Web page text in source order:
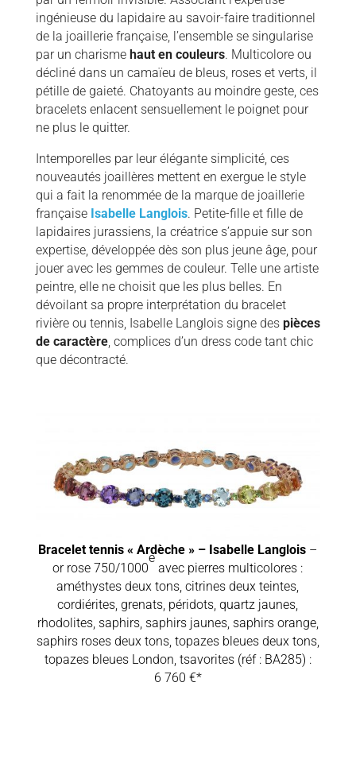
ingénieuse du lapidaire au savoir-faire traditionnel
de la joaillerie française, l’ensemble se singularise
par un charisme haut en couleurs. Multicolore ou
décliné dans un camaïeu de bleus, roses et verts, il
pétille de gaieté. Chatoyants au moindre geste, ces
bracelets enlacent sensuellement le poignet pour
ne plus le quitter.
Intemporelles par leur élégante simplicité, ces
nouveautés joaillères mettent en exergue le style
qui a fait la renommée de la marque de joaillerie
française Isabelle Langlois. Petite-fille et fille de
lapidaires jurassiens, la créatrice s’appuie sur son
expertise, développée dès son plus jeune âge, pour
jouer avec les gemmes de couleur. Telle une artiste
peintre, elle ne choisit que les plus belles. En
dévoilant sa propre interprétation du bracelet
rivière ou tennis, Isabelle Langlois signe des pièces
de caractère, complices d’un dress code tant chic
que décontracté.
Bracelet tennis « Ardèche » – Isabelle Langlois –
or rose 750/1000
e
avec pierres multicolores :
améthystes deux tons, citrines deux teintes,
cordiérites, grenats, péridots, quartz jaunes,
rhodolites, saphirs, saphirs jaunes, saphirs orange,
saphirs roses deux tons, topazes bleues deux tons,
topazes bleues London, tsavorites (réf : BA285) :
6 760 €*